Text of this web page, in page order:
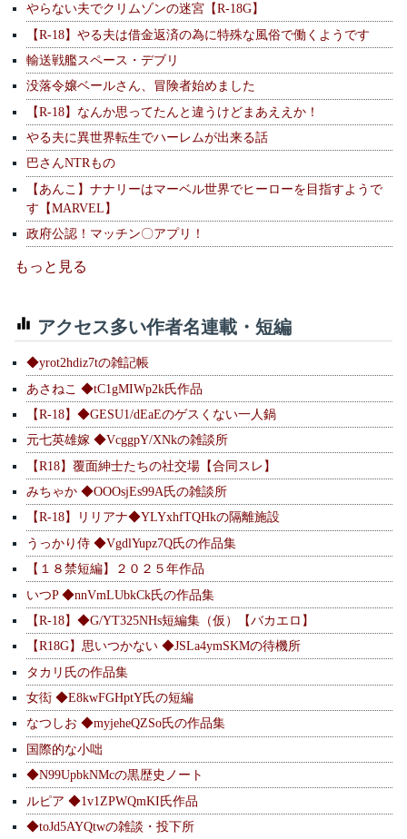
やらない夫でクリムゾンの迷宮【R-18G】
【R-18】やる夫は借金返済の為に特殊な風俗で働くようです
輸送戦艦スペース・デブリ
没落令嬢ベールさん、冒険者始めました
【R-18】なんか思ってたんと違うけどまあええか！
やる夫に異世界転生でハーレムが出来る話
巴さんNTRもの
【あんこ】ナナリーはマーベル世界でヒーローを目指すようで
す【MARVEL】
政府公認！マッチン〇アプリ！
もっと見る
アクセス多い作者名連載・短編
◆yrot2hdiz7tの雑記帳
あさねこ ◆tC1gMIWp2k氏作品
【R-18】◆GESU1/dEaEのゲスくない一人鍋
元七英雄嫁 ◆VcggpY/XNkの雑談所
【R18】覆面紳士たちの社交場【合同スレ】
みちゃか ◆OOOsjEs99A氏の雑談所
【R-18】リリアナ◆YLYxhfTQHkの隔離施設
うっかり侍 ◆VgdlYupz7Q氏の作品集
【１８禁短編】２０２５年作品
いつP ◆nnVmLUbkCk氏の作品集
【R-18】◆G/YT325NHs短編集（仮）【バカエロ】
【R18G】思いつかない ◆JSLa4ymSKMの待機所
タカリ氏の作品集
女衒 ◆E8kwFGHptY氏の短編
なつしお ◆myjeheQZSo氏の作品集
国際的な小咄
◆N99UpbkNMcの黒歴史ノート
ルピア ◆1v1ZPWQmKI氏作品
◆toJd5AYQtwの雑談・投下所